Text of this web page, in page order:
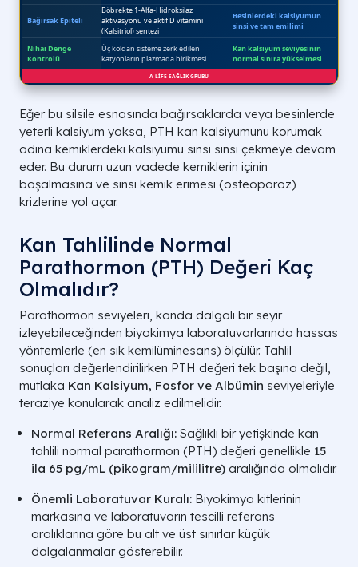
Eğer bu silsile esnasında bağırsaklarda veya besinlerde
yeterli kalsiyum yoksa, PTH kan kalsiyumunu korumak
adına kemiklerdeki kalsiyumu sinsi sinsi çekmeye devam
eder. Bu durum uzun vadede kemiklerin içinin
boşalmasına ve sinsi kemik erimesi (osteoporoz)
krizlerine yol açar.
Kan Tahlilinde Normal
Parathormon (PTH) Değeri Kaç
Olmalıdır?
Parathormon seviyeleri, kanda dalgalı bir seyir
izleyebileceğinden biyokimya laboratuvarlarında hassas
yöntemlerle (en sık kemilüminesans) ölçülür. Tahlil
sonuçları değerlendirilirken PTH değeri tek başına değil,
mutlaka Kan Kalsiyum, Fosfor ve Albümin seviyeleriyle
teraziye konularak analiz edilmelidir.
Normal Referans Aralığı: Sağlıklı bir yetişkinde kan
tahlili normal parathormon (PTH) değeri genellikle 15
ila 65 pg/mL (pikogram/mililitre) aralığında olmalıdır.
Önemli Laboratuvar Kuralı: Biyokimya kitlerinin
markasına ve laboratuvarın tescilli referans
aralıklarına göre bu alt ve üst sınırlar küçük
dalgalanmalar gösterebilir.